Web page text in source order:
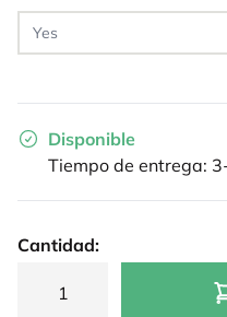
Disponible
Tiempo de entrega:
Cantidad: